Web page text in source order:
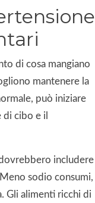
di cosa mangiano
mantenere la
può iniziare
di cibo e il
includere
sodio consumi,
Gli alimenti ricchi di